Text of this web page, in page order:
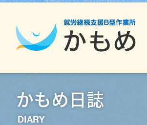
かもめ日誌
DIARY